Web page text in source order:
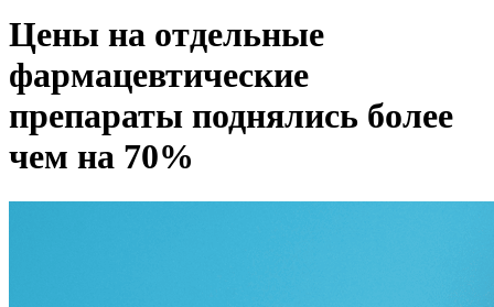
Цены на отдельные
фармацевтические
препараты поднялись более
чем на 70%